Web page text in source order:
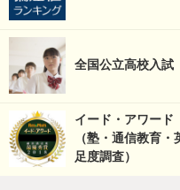
全国公立高校入試
イード・アワード
（塾・通信教育
足度調査）